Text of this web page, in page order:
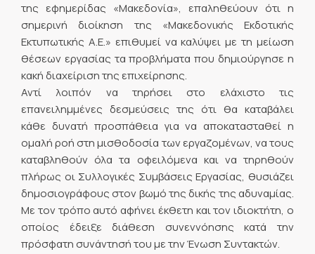
της εφημερίδας «Μακεδονία», επαληθεύουν ότι η
σημερινή διοίκηση της «Μακεδονικής Εκδοτικής
Εκτυπωτικής Α.Ε.» επιθυμεί να καλύψει με τη μείωση
θέσεων εργασίας τα προβλήματα που δημιούργησε η
κακή διαχείριση της επιχείρησης.
Αντί λοιπόν να τηρήσει στο ελάχιστο τις
επανειλημμένες δεσμεύσεις της ότι θα καταβάλει
κάθε δυνατή προσπάθεια για να αποκατασταθεί η
ομαλή ροή στη μισθοδοσία των εργαζομένων, να τους
καταβληθούν όλα τα οφειλόμενα και να τηρηθούν
πλήρως οι Συλλογικές Συμβάσεις Εργασίας, θυσιάζει
δημοσιογράφους στον βωμό της δικής της αδυναμίας.
Με τον τρόπο αυτό αφήνει έκθετη και τον ιδιοκτήτη, ο
οποίος έδειξε διάθεση συνεννόησης κατά την
πρόσφατη συνάντησή του με την Ένωση Συντακτών.